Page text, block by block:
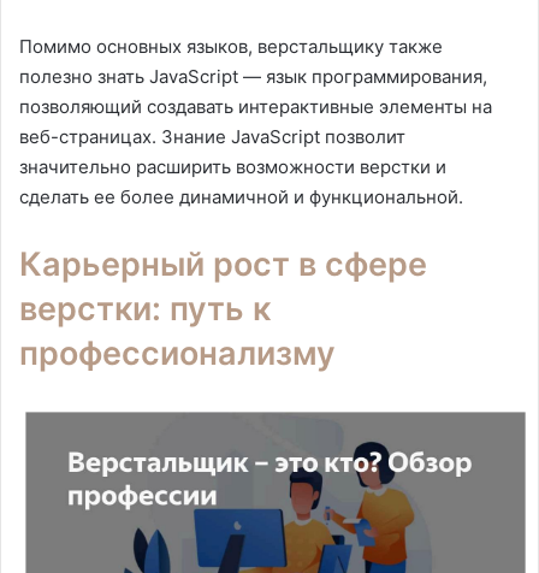
Помимо основных языков, верстальщику также
полезно знать JavaScript — язык программирования,
позволяющий создавать интерактивные элементы на
веб-страницах. Знание JavaScript позволит
значительно расширить возможности верстки и
сделать ее более динамичной и функциональной.
Карьерный рост в сфере
верстки: путь к
профессионализму